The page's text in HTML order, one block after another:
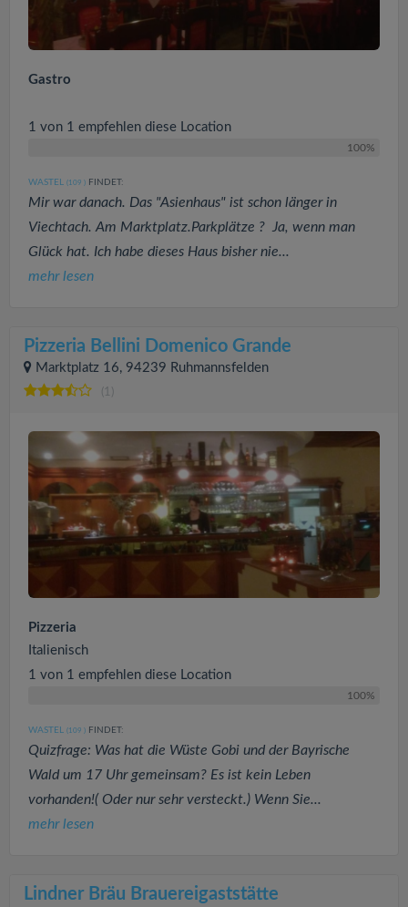
Gastro
1 von 1 empfehlen diese Location
100%
WASTEL (109 ) FINDET:
Mir war danach. Das "Asienhaus" ist schon länger in
Viechtach. Am Marktplatz.Parkplätze ? Ja, wenn man
Glück hat. Ich habe dieses Haus bisher nie...
mehr lesen
Pizzeria Bellini Domenico Grande
Marktplatz 16, 94239 Ruhmannsfelden
(1)
Pizzeria
Italienisch
1 von 1 empfehlen diese Location
100%
WASTEL (109 ) FINDET:
Quizfrage: Was hat die Wüste Gobi und der Bayrische
Wald um 17 Uhr gemeinsam? Es ist kein Leben
vorhanden!( Oder nur sehr versteckt.) Wenn Sie...
mehr lesen
Lindner Bräu Brauereigaststätte